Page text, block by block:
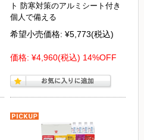
ト 防寒対策のアルミシート付き
個人で備える
希望小売価格: ¥5,773(税込)
価格: ¥4,960(税込) 14%OFF